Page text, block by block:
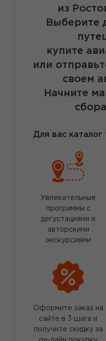
из
Выберите
купите
или
своем
Начните
Для вас
Увлекательные
программы с
дегустациями и
авторскими
экскурсиями
Оформите заказ на
сайте в 3 шага и
получите скидку за